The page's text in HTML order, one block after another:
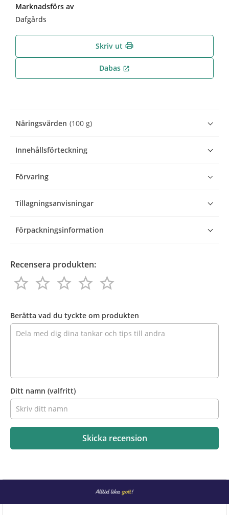
Marknadsförs av
Dafgårds
Skriv ut print
Dabas open_in_new
Näringsvärden (100 g)
Innehållsförteckning
Förvaring
Tillagningsanvisningar
Förpackningsinformation
Recensera produkten:
star_border
star_border star_border
star_border star_border
star_border star_border
star_border star_border
star_border
produkten
Berätta vad du tyckte om produkten
Ditt namn (valfritt)
Skicka recension